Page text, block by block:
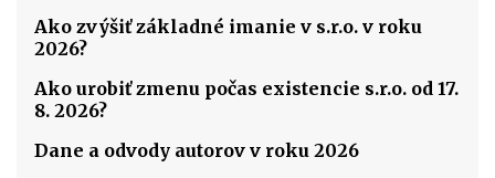
Ako zvýšiť základné imanie v s.r.o. v roku
2026?
Ako urobiť zmenu počas existencie s.r.o. od 17.
8. 2026?
Dane a odvody autorov v roku 2026